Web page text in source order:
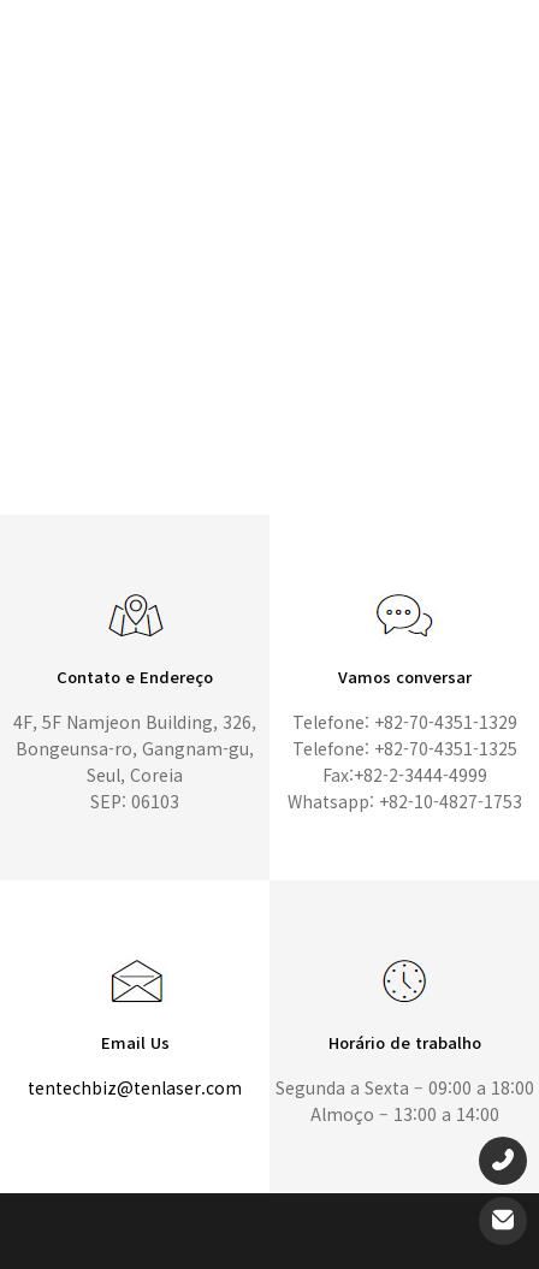
Contato e Endereço
4F, 5F Namjeon Building, 326,
Bongeunsa-ro, Gangnam-gu,
Seul, Coreia
SEP: 06103
Vamos conversar
Telefone: +82-70-4351-1329
Telefone: +82-70-4351-1325
Fax:+82-2-3444-4999
Whatsapp: +82-10-4827-1753
Email Us
tentechbiz@tenlaser.com
Horário de trabalho
Segunda a Sexta – 09:00 a 18:00
Almoço – 13:00 a 14:00